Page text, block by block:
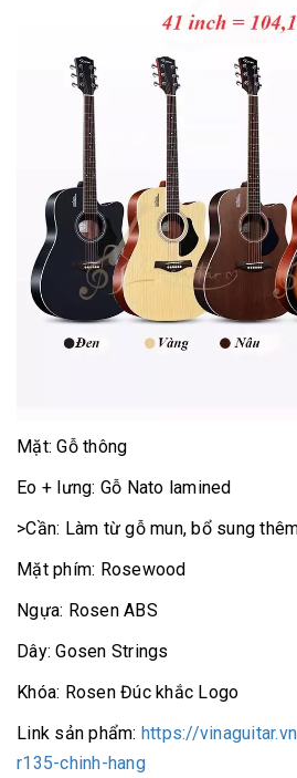
Mặt: Gỗ thông
Eo + lưng: Gỗ Nato lamined
>Cần: Làm từ gỗ mun, bổ sung
Mặt phím: Rosewood
Ngựa: Rosen ABS
Dây: Gosen Strings
Khóa: Rosen Đúc khắc Logo
Link sản phẩm: https://
r135-chinh-hang